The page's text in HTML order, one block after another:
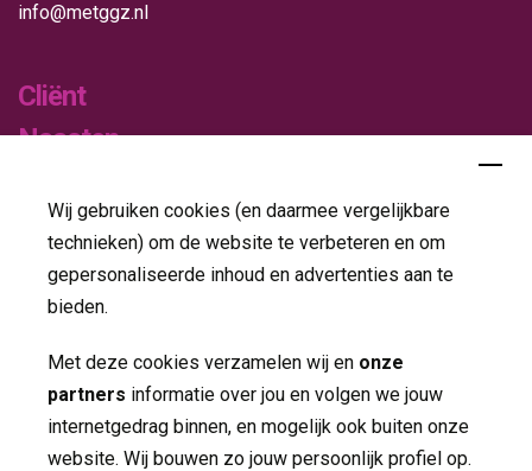
Wij gebruiken cookies (en daarmee vergelijkbare
technieken) om de website te verbeteren en om
gepersonaliseerde inhoud en advertenties aan te
bieden.
Met deze cookies verzamelen wij en onze
partners informatie over jou en volgen we jouw
internetgedrag binnen, en mogelijk ook buiten onze
website. Wij bouwen zo jouw persoonlijk profiel op.
info@metggz.nl
Cliënt
Naasten
Publicaties
Folders
Nieuws
Contact